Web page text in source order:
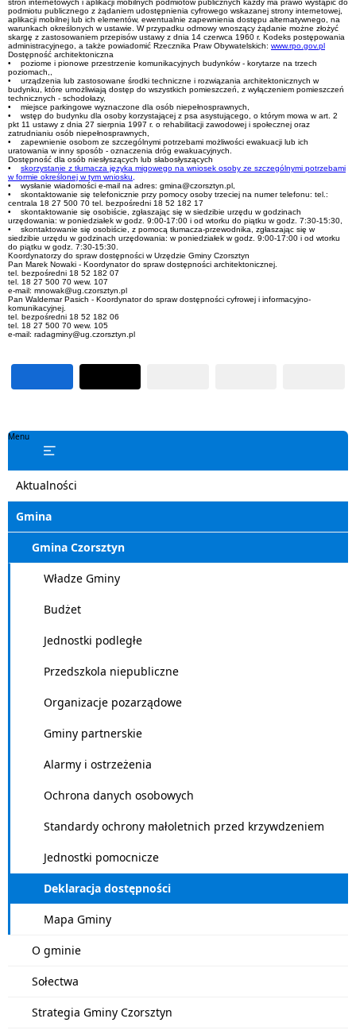
stron internetowych i aplikacji mobilnych podmiotów publicznych każdy ma prawo wystąpić do
podmiotu publicznego z żądaniem udostępnienia cyfrowego wskazanej strony internetowej,
aplikacji mobilnej lub ich elementów, ewentualnie zapewnienia dostępu alternatywnego, na
warunkach określonych w ustawie. W przypadku odmowy wnoszący żądanie możne złożyć
skargę z zastosowaniem przepisów ustawy z dnia 14 czerwca 1960 r. Kodeks postępowania
administracyjnego, a także powiadomić Rzecznika Praw Obywatelskich: www.rpo.gov.pl
Dostępność architektoniczna
• poziome i pionowe przestrzenie komunikacyjnych budynków - korytarze na trzech
poziomach,,
• urządzenia lub zastosowane środki techniczne i rozwiązania architektonicznych w
budynku, które umożliwiają dostęp do wszystkich pomieszczeń, z wyłączeniem pomieszczeń
technicznych - schodołazy,
• miejsce parkingowe wyznaczone dla osób niepełnosprawnych,
• wstęp do budynku dla osoby korzystającej z psa asystującego, o którym mowa w art. 2
pkt 11 ustawy z dnia 27 sierpnia 1997 r. o rehabilitacji zawodowej i społecznej oraz
zatrudnianiu osób niepełnosprawnych,
• zapewnienie osobom ze szczególnymi potrzebami możliwości ewakuacji lub ich
uratowania w inny sposób - oznaczenia dróg ewakuacyjnych.
Dostępność dla osób niesłyszących lub słabosłyszących
• skorzystanie z tłumacza języka migowego na wniosek osoby ze szczególnymi potrzebami
w formie określonej w tym wniosku,
• wysłanie wiadomości e-mail na adres: gmina@czorsztyn.pl,
• skontaktowanie się telefonicznie przy pomocy osoby trzeciej na numer telefonu: tel.:
centrala 18 27 500 70 tel. bezpośredni 18 52 182 17
• skontaktowanie się osobiście, zgłaszając się w siedzibie urzędu w godzinach
urzędowania: w poniedziałek w godz. 9:00-17:00 i od wtorku do piątku w godz. 7:30-15:30,
• skontaktowanie się osobiście, z pomocą tłumacza-przewodnika, zgłaszając się w
siedzibie urzędu w godzinach urzędowania: w poniedziałek w godz. 9:00-17:00 i od wtorku
do piątku w godz. 7:30-15:30.
Koordynatorzy do spraw dostępności w Urzędzie Gminy Czorsztyn
Pan Marek Nowaki - Koordynator do spraw dostępności architektonicznej.
tel. bezpośredni 18 52 182 07
tel. 18 27 500 70 wew. 107
e-mail: mnowak@ug.czorsztyn.pl
Pan Waldemar Pasich - Koordynator do spraw dostępności cyfrowej i informacyjno-
komunikacyjnej.
tel. bezpośredni 18 52 182 06
tel. 18 27 500 70 wew. 105
e-mail: radagminy@ug.czorsztyn.pl
Menu
Aktualności
Gmina
Gmina Czorsztyn
Władze Gminy
Budżet
Jednostki podległe
Przedszkola niepubliczne
Organizacje pozarządowe
Gminy partnerskie
Alarmy i ostrzeżenia
Ochrona danych osobowych
Standardy ochrony małoletnich przed krzywdzeniem
Jednostki pomocnicze
Deklaracja dostępności
Mapa Gminy
O gminie
Sołectwa
Strategia Gminy Czorsztyn